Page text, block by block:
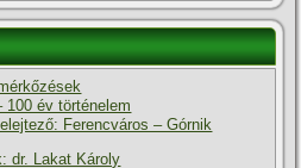
100 év történelem
Ferencváros – Górnik
dr. Lakat Károly